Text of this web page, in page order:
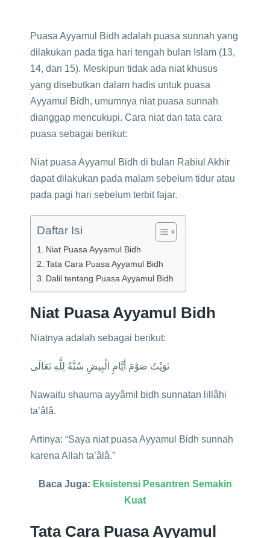
Puasa Ayyamul Bidh adalah puasa sunnah yang
dilakukan pada tiga hari tengah bulan Islam (13,
14, dan 15). Meskipun tidak ada niat khusus
yang disebutkan dalam hadis untuk puasa
Ayyamul Bidh, umumnya niat puasa sunnah
dianggap mencukupi. Cara niat dan tata cara
puasa sebagai berikut:
Niat puasa Ayyamul Bidh di bulan Rabiul Akhir
dapat dilakukan pada malam sebelum tidur atau
pada pagi hari sebelum terbit fajar.
Daftar Isi
Niat Puasa Ayyamul Bidh
Tata Cara Puasa Ayyamul Bidh
Dalil tentang Puasa Ayyamul Bidh
Niat Puasa Ayyamul Bidh
Niatnya adalah sebagai berikut:
نَوَيْتُ صَوْمَ أَيَّامِ الْبِيضِ سُنَّةً لِلَّهِ تَعَالَى
Nawaitu shauma ayyâmil bidh sunnatan lillâhi
ta’âlâ.
Artinya: “Saya niat puasa Ayyamul Bidh sunnah
karena Allah ta’âlâ.”
Baca Juga: Eksistensi Pesantren Semakin
Kuat
Tata Cara Puasa Ayyamul